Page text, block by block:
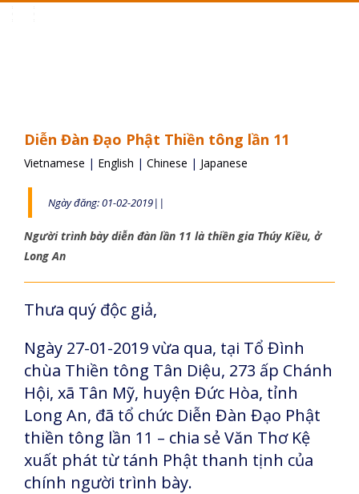
Diễn Đàn Đạo Phật Thiền tông lần 11
Vietnamese | English | Chinese | Japanese
Ngày đăng: 01-02-2019||
Người trình bày diễn đàn lần 11 là thiền gia Thúy Kiều, ở
Long An
Thưa quý độc giả,
Ngày 27-01-2019 vừa qua, tại Tổ Đình
chùa Thiền tông Tân Diệu, 273 ấp Chánh
Hội, xã Tân Mỹ, huyện Đức Hòa, tỉnh
Long An, đã tổ chức Diễn Đàn Đạo Phật
thiền tông lần 11 – chia sẻ Văn Thơ Kệ
xuất phát từ tánh Phật thanh tịnh của
chính người trình bày.